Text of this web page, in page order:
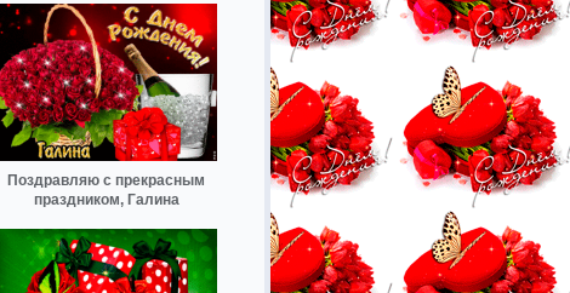
Поздравляю с прекрасным
праздником, Галина